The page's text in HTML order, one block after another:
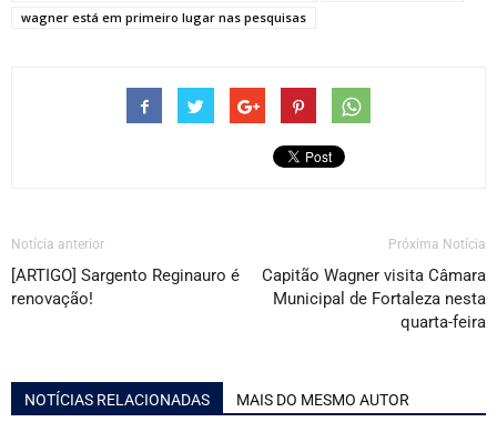
wagner está em primeiro lugar nas pesquisas
Notícia anterior
[ARTIGO] Sargento Reginauro é
renovação!
Próxima Notícia
Capitão Wagner visita Câmara
Municipal de Fortaleza nesta
quarta-feira
NOTÍCIAS RELACIONADAS MAIS DO MESMO AUTOR